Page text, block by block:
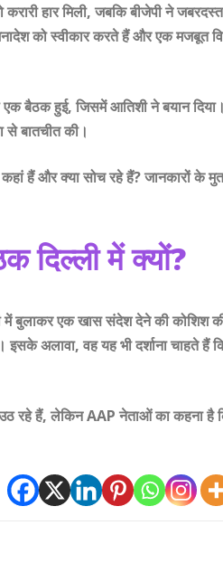
हार मिली, जबकि बीजेपी ने
को स्वीकार करते हैं और एक मजबूत
एक बैठक हुई, जिसमें आतिशी ने बयान
से बातचीत की।
हैं और क्या सोच रहे हैं? जानकारों के
दिल्ली में क्यों?
में बुलाकर एक खास संदेश देने की कोशिश
अलावा, वह यह भी दर्शाना चाहते हैं
रहे हैं, लेकिन AAP नेताओं का कहना है